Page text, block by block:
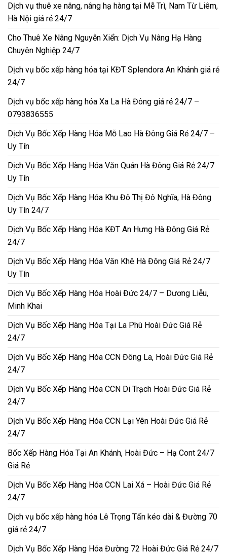
Dịch vụ thuê xe nâng, nâng hạ hàng tại Mễ Trì, Nam Từ Liêm,
Hà Nội giá rẻ 24/7
Cho Thuê Xe Nâng Nguyễn Xiển: Dịch Vụ Nâng Hạ Hàng
Chuyên Nghiệp 24/7
Dịch vụ bốc xếp hàng hóa tại KĐT Splendora An Khánh giá rẻ
24/7
Dịch vụ bốc xếp hàng hóa Xa La Hà Đông giá rẻ 24/7 –
0793836555
Dịch Vụ Bốc Xếp Hàng Hóa Mỗ Lao Hà Đông Giá Rẻ 24/7 –
Uy Tín
Dịch Vụ Bốc Xếp Hàng Hóa Văn Quán Hà Đông Giá Rẻ 24/7
Uy Tín
Dịch Vụ Bốc Xếp Hàng Hóa Khu Đô Thị Đô Nghĩa, Hà Đông
Uy Tín 24/7
Dịch Vụ Bốc Xếp Hàng Hóa KĐT An Hưng Hà Đông Giá Rẻ
24/7
Dịch Vụ Bốc Xếp Hàng Hóa Văn Khê Hà Đông Giá Rẻ 24/7
Uy Tín
Dịch Vụ Bốc Xếp Hàng Hóa Hoài Đức 24/7 – Dương Liễu,
Minh Khai
Dịch Vụ Bốc Xếp Hàng Hóa Tại La Phù Hoài Đức Giá Rẻ
24/7
Dịch Vụ Bốc Xếp Hàng Hóa CCN Đông La, Hoài Đức Giá Rẻ
24/7
Dịch Vụ Bốc Xếp Hàng Hóa CCN Di Trạch Hoài Đức Giá Rẻ
24/7
Dịch Vụ Bốc Xếp Hàng Hóa CCN Lại Yên Hoài Đức Giá Rẻ
24/7
Bốc Xếp Hàng Hóa Tại An Khánh, Hoài Đức – Hạ Cont 24/7
Giá Rẻ
Dịch Vụ Bốc Xếp Hàng Hóa CCN Lai Xá – Hoài Đức Giá Rẻ
24/7
Dịch vụ bốc xếp hàng hóa Lê Trọng Tấn kéo dài & Đường 70
giá rẻ 24/7
Dịch Vụ Bốc Xếp Hàng Hóa Đường 72 Hoài Đức Giá Rẻ 24/7